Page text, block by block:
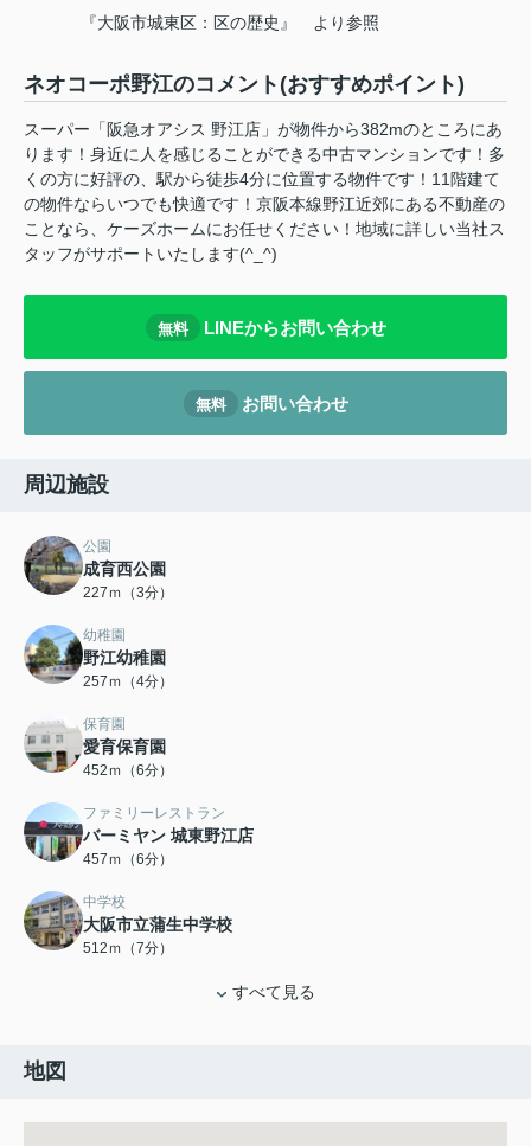
『大阪市城東区：区の歴史』 より参照
ネオコーポ野江のコメント(おすすめポイント)
スーパー「阪急オアシス 野江店」が物件から382mのところにあ
ります！身近に人を感じることができる中古マンションです！多
くの方に好評の、駅から徒歩4分に位置する物件です！11階建て
の物件ならいつでも快適です！京阪本線野江近郊にある不動産の
ことなら、ケーズホームにお任せください！地域に詳しい当社ス
タッフがサポートいたします(^_^)
無料 LINEからお問い合わせ
無料 お問い合わせ
周辺施設
公園
成育西公園
227ｍ（3分）
幼稚園
野江幼稚園
257ｍ（4分）
保育園
愛育保育園
452ｍ（6分）
ファミリーレストラン
バーミヤン 城東野江店
457ｍ（6分）
中学校
大阪市立蒲生中学校
512ｍ（7分）
すべて見る
地図